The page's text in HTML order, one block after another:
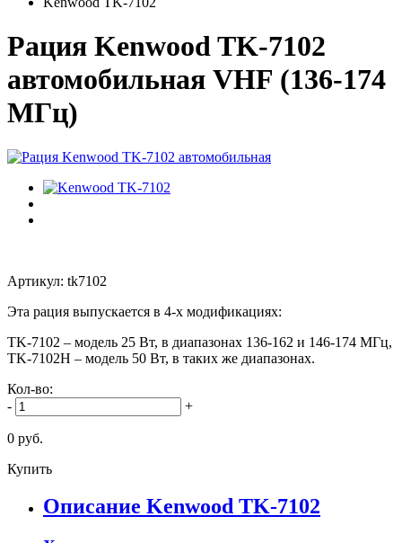
Рация Kenwood TK-7102
автомобильная VHF (136-174
МГц)
Артикул: tk7102
Эта рация выпускается в 4-х модификациях:
TK-7102 – модель 25 Вт, в диапазонах 136-162 и 146-174 МГц,
TK-7102H – модель 50 Вт, в таких же диапазонах.
Кол-во:
-
+
0 руб.
Купить
Описание Kenwood TK-7102